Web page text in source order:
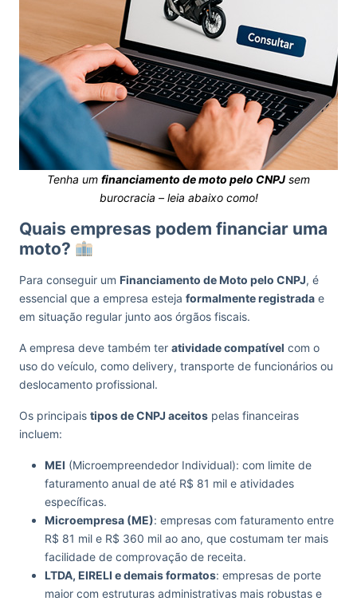
Tenha um financiamento de moto pelo CNPJ sem
burocracia – leia abaixo como!
Quais empresas podem financiar uma
moto?
Para conseguir um Financiamento de Moto pelo CNPJ, é
essencial que a empresa esteja formalmente registrada e
em situação regular junto aos órgãos fiscais.
A empresa deve também ter atividade compatível com o
uso do veículo, como delivery, transporte de funcionários ou
deslocamento profissional.
Os principais tipos de CNPJ aceitos pelas financeiras
incluem:
MEI (Microempreendedor Individual): com limite de
faturamento anual de até R$ 81 mil e atividades
específicas.
Microempresa (ME): empresas com faturamento entre
R$ 81 mil e R$ 360 mil ao ano, que costumam ter mais
facilidade de comprovação de receita.
LTDA, EIRELI e demais formatos: empresas de porte
maior com estruturas administrativas mais robustas e